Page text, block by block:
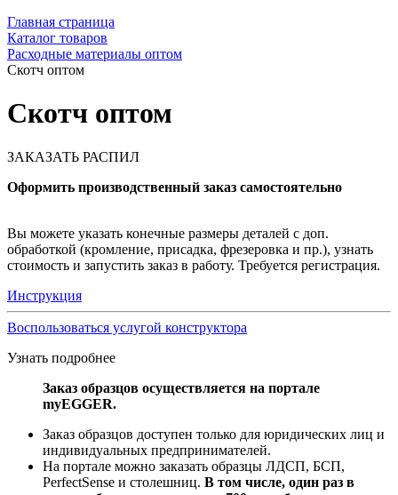
Главная страница
Каталог товаров
Расходные материалы оптом
Скотч оптом
Скотч оптом
ЗАКАЗАТЬ РАСПИЛ
Оформить производственный заказ самостоятельно
Вы можете указать конечные размеры деталей с доп.
обработкой (кромление, присадка, фрезеровка и пр.), узнать
стоимость и запустить заказ в работу. Требуется регистрация.
Инструкция
Воспользоваться услугой конструктора
Узнать подробнее
Заказ образцов осуществляется на портале
myEGGER.
Заказ образцов доступен только для юридических лиц и
индивидуальных предпринимателей.
На портале можно заказать образцы ЛДСП, БСП,
PerfectSense и столешниц. В том числе, один раз в